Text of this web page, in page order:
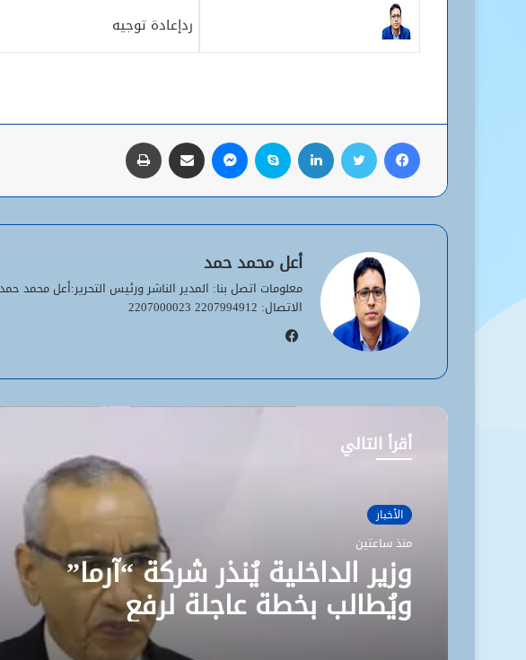
ردإعادة توجيه
فيسبوك تويتر لينكدإن سكايب ماسنجر مشاركة عبر البريد
أعل محمد حمد
الاتصال: 2207994912 2207000023
أقرأ التالي
الأخبار
منذ ساعتين
وزير الداخلية يُنذر شركة “آرما”
ويُطالب بخطة عاجلة لرفع
مستوى نظافة نواكشوط